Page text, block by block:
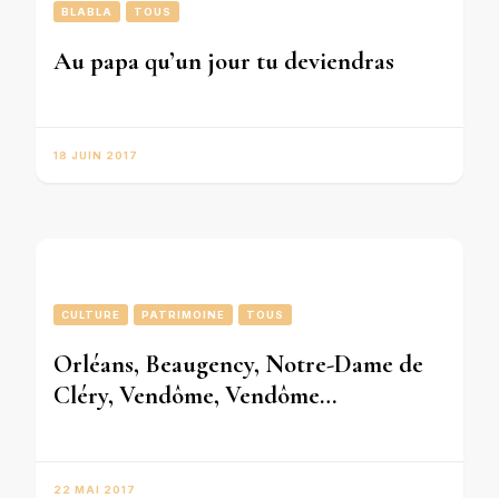
BLABLA TOUS
Au papa qu’un jour tu deviendras
18 JUIN 2017
CULTURE PATRIMOINE TOUS
Orléans, Beaugency, Notre-Dame de
Cléry, Vendôme, Vendôme…
22 MAI 2017